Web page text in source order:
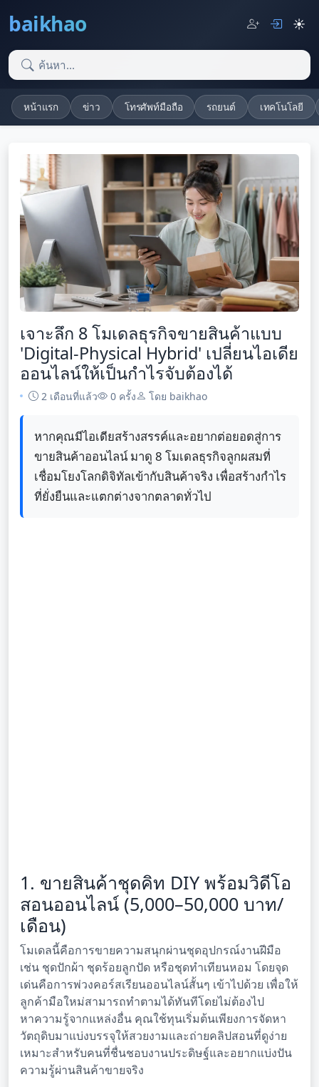
baikhao ☀️
หน้าแรก ข่าว โทรศัพท์มือถือ รถยนต์ เทคโนโลยี
เจาะลึก 8 โมเดลธุรกิจขายสินค้าแบบ
'Digital-Physical Hybrid' เปลี่ยนไอเดีย
ออนไลน์ให้เป็นกำไรจับต้องได้
2 เดือนที่แล้ว 0 ครั้ง โดย baikhao
หากคุณมีไอเดียสร้างสรรค์และอยากต่อยอดสู่การ
ขายสินค้าออนไลน์ มาดู 8 โมเดลธุรกิจลูกผสมที่
เชื่อมโยงโลกดิจิทัลเข้ากับสินค้าจริง เพื่อสร้างกำไร
ที่ยั่งยืนและแตกต่างจากตลาดทั่วไป
1. ขายสินค้าชุดคิท DIY พร้อมวิดีโอ
สอนออนไลน์ (5,000–50,000 บาท/
เดือน)
โมเดลนี้คือการขายความสนุกผ่านชุดอุปกรณ์งานฝีมือ
เช่น ชุดปักผ้า ชุดร้อยลูกปัด หรือชุดทำเทียนหอม โดยจุด
เด่นคือการพ่วงคอร์สเรียนออนไลน์สั้นๆ เข้าไปด้วย เพื่อให้
ลูกค้ามือใหม่สามารถทำตามได้ทันทีโดยไม่ต้องไป
หาความรู้จากแหล่งอื่น คุณใช้ทุนเริ่มต้นเพียงการจัดหา
วัตถุดิบมาแบ่งบรรจุให้สวยงามและถ่ายคลิปสอนที่ดูง่าย
เหมาะสำหรับคนที่ชื่นชอบงานประดิษฐ์และอยากแบ่งปัน
ความรู้ผ่านสินค้าขายจริง